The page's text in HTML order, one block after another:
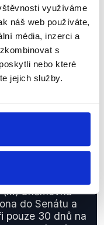
využíváme
náš web používáte,
média, inzerci a
s
nebo které
jejich služby.
částech zakládá
řady údajů roste a
velké
komise omezila
Senátu, já
Sněmovna
do Senátu a
pouze 30 dnů na